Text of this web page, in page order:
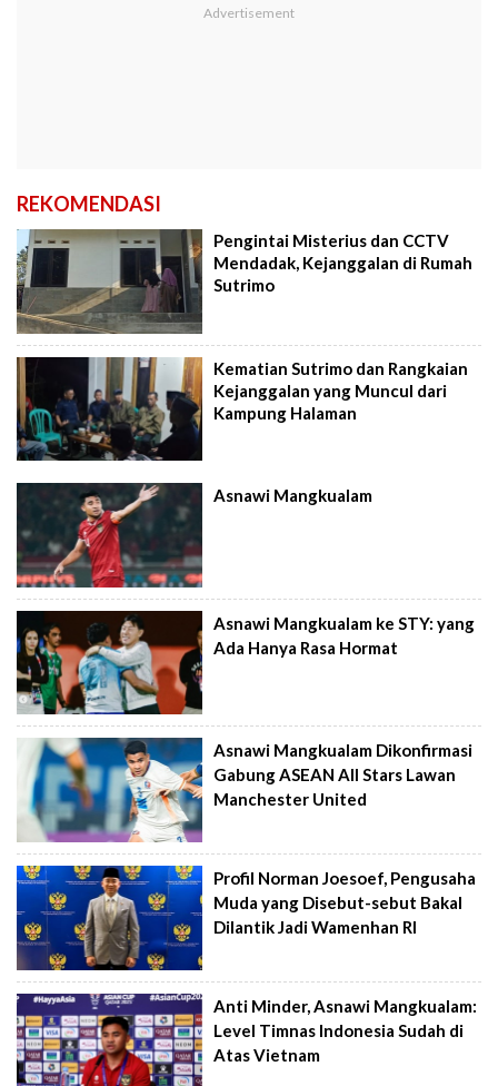
REKOMENDASI
Pengintai Misterius dan CCTV
Mendadak, Kejanggalan di Rumah
Sutrimo
Kematian Sutrimo dan Rangkaian
Kejanggalan yang Muncul dari
Kampung Halaman
Asnawi Mangkualam
Asnawi Mangkualam ke STY: yang
Ada Hanya Rasa Hormat
Asnawi Mangkualam Dikonfirmasi
Gabung ASEAN All Stars Lawan
Manchester United
Profil Norman Joesoef, Pengusaha
Muda yang Disebut-sebut Bakal
Dilantik Jadi Wamenhan RI
Anti Minder, Asnawi Mangkualam:
Level Timnas Indonesia Sudah di
Atas Vietnam